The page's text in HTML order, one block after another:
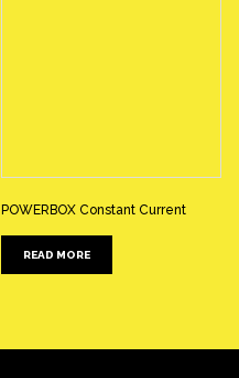
POWERBOX Constant Current
READ MORE